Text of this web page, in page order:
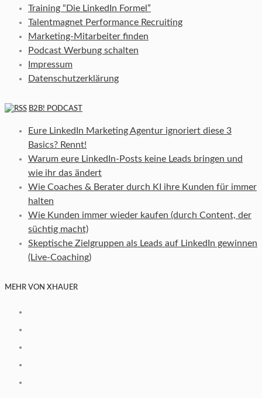
Training “Die LinkedIn Formel”
Talentmagnet Performance Recruiting
Marketing-Mitarbeiter finden
Podcast Werbung schalten
Impressum
Datenschutzerklärung
B2B! PODCAST
Eure LinkedIn Marketing Agentur ignoriert diese 3
Basics? Rennt!
Warum eure LinkedIn-Posts keine Leads bringen und
wie ihr das ändert
Wie Coaches & Berater durch KI ihre Kunden für immer
halten
Wie Kunden immer wieder kaufen (durch Content, der
süchtig macht)
Skeptische Zielgruppen als Leads auf LinkedIn gewinnen
(Live-Coaching)
MEHR VON XHAUER